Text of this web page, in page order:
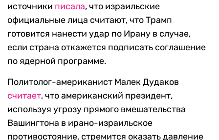
источники писала, что израильские
официальные лица считают, что Трамп
готовится нанести удар по Ирану в случае,
если страна откажется подписать соглашение
по ядерной программе.
Политолог-американист Малек Дудаков
считает, что американский президент,
используя угрозу прямого вмешательства
Вашингтона в ирано-израильское
противостояние, стремится оказать давление